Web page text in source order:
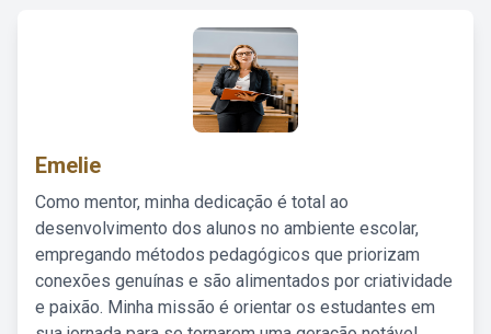
Emelie
Como mentor, minha dedicação é total ao
desenvolvimento dos alunos no ambiente escolar,
empregando métodos pedagógicos que priorizam
conexões genuínas e são alimentados por criatividade
e paixão. Minha missão é orientar os estudantes em